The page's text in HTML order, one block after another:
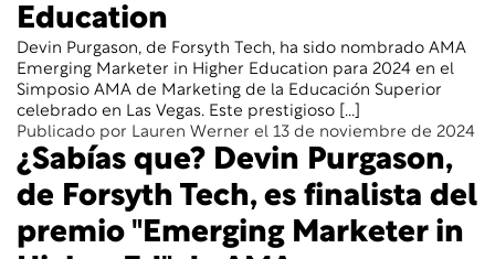
Education
Devin Purgason, de Forsyth Tech, ha sido nombrado AMA
Emerging Marketer in Higher Education para 2024 en el
Simposio AMA de Marketing de la Educación Superior
celebrado en Las Vegas. Este prestigioso [...]
Publicado por Lauren Werner el 13 de noviembre de 2024
¿Sabías que? Devin Purgason,
de Forsyth Tech, es finalista del
premio "Emerging Marketer in